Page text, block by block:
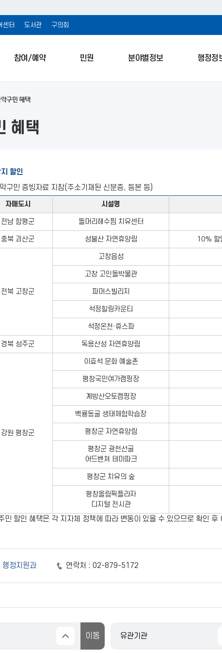
센터 도서관 구의회
참여/예약 민원 분야별정보 행정정
구민 혜택
혜택
할인
구민 증빙자료 지참(주소기재된 신분증, 등본 등)
자매도시 시설명
전남 함평군 돌머리해수찜 치유센터
충북 괴산군 성불산 자연휴양림 10% 할
전북 고창군
고창읍성
고창 고인돌박물관
파머스빌리지
석정힐링카운티
석정온천·휴스파
경북 성주군 독용산성 자연휴양림
강원 평창군
이효석 문화 예술촌
평창국민여가캠핑장
계방산오토캠핑장
백룡동굴 생태체험학습장
평창군 자연휴양림
평창군 광천선굴
어드벤쳐 테마파크
평창군 치유의 숲
평창올림픽플라자
디지털 전시관
할인 혜택은 각 지자체 정책에 따라 변동이 있을 수 있으므로 확인 후
행정지원과 연락처 : 02-879-5172